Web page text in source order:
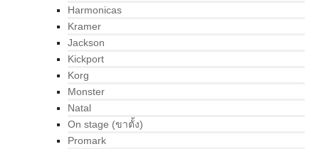
Harmonicas
Kramer
Jackson
Kickport
Korg
Monster
Natal
On stage (ขาตั้ง)
Promark